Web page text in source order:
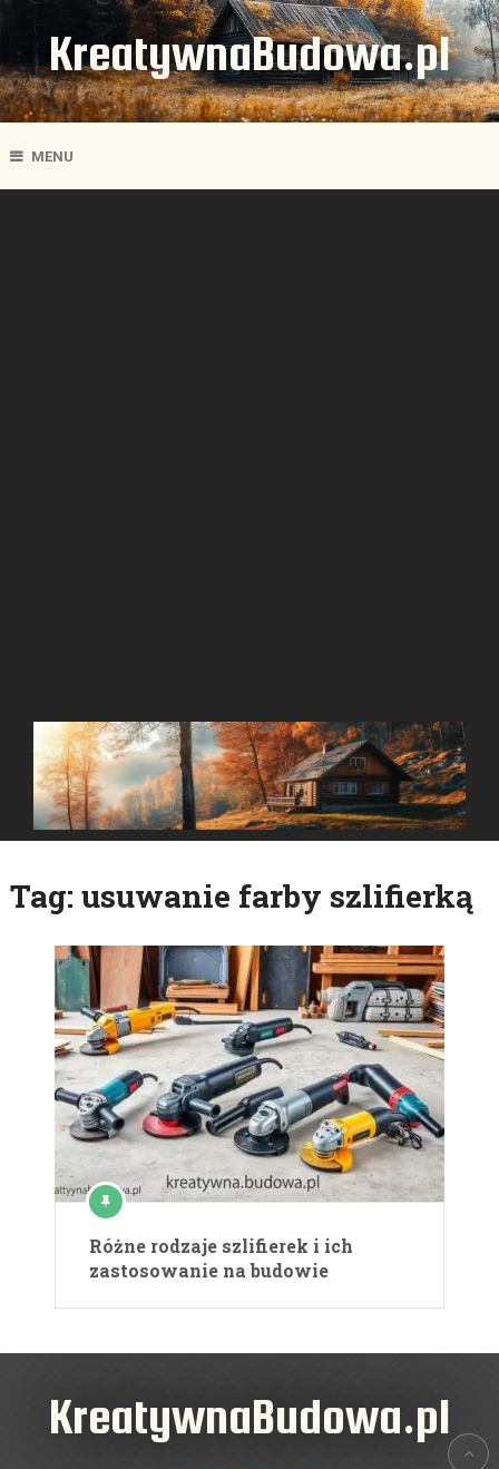
KreatywnaBudowa.pl
MENU
Tag: usuwanie farby szlifierką
Różne rodzaje szlifierek i ich
zastosowanie na budowie
KreatywnaBudowa.pl